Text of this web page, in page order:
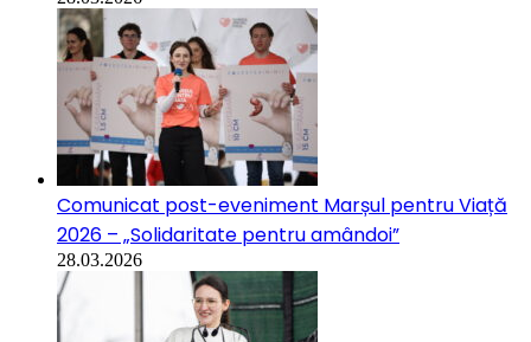
Comunicat post-eveniment Marșul pentru Viață
2026 – „Solidaritate pentru amândoi”
28.03.2026